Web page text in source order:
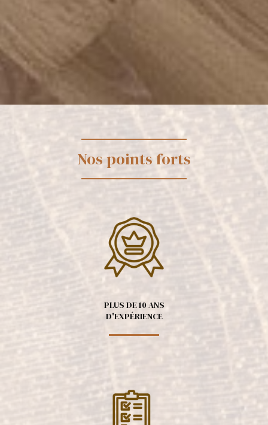
Nos points forts
PLUS DE 10 ANS
D'EXPÉRIENCE